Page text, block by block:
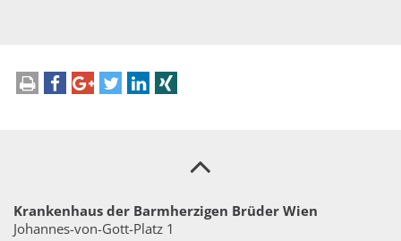
Krankenhaus der Barmherzigen Brüder Wien
Johannes-von-Gott-Platz 1